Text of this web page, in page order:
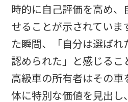
時的に自己評価を高め、
せることが示されていま
た瞬間、「自分は選ばれ
認められた」と感じるこ
高級車の所有者はその車
体に特別な価値を見出し